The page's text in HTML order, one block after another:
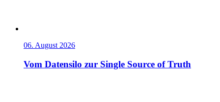
06. August 2026
Vom Datensilo zur Single Source of Truth